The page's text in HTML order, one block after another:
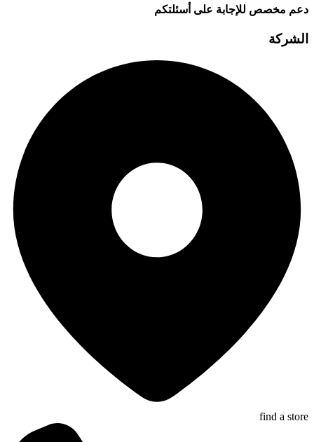
دعم مخصص للإجابة على أسئلتكم
الشركة
find a store